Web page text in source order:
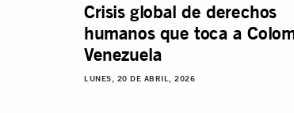
Crisis global de derechos
humanos que toca a
Venezuela
LUNES, 20 DE ABRIL, 2026